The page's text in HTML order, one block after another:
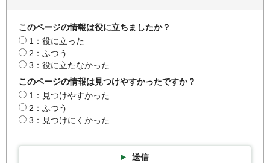
このページの情報は役に立ちましたか？
1：役に立った
2：ふつう
3：役に立たなかった
このページの情報は見つけやすかったですか？
1：見つけやすかった
2：ふつう
3：見つけにくかった
送信